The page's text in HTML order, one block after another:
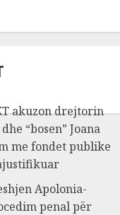
akuzon drejtorin
“bosen” Joana
me fondet publike
Apolonia-
penal për